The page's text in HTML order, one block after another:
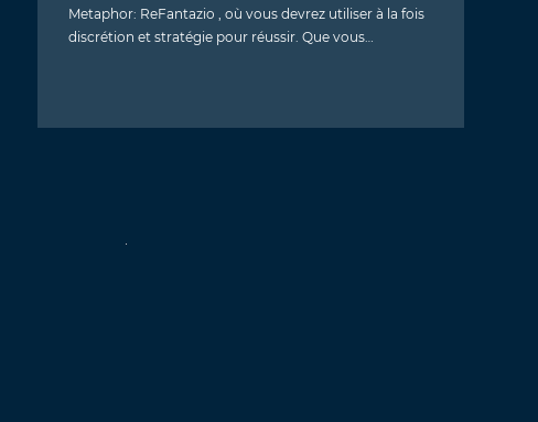
Metaphor: ReFantazio , où vous devrez utiliser à la fois
discrétion et stratégie pour réussir. Que vous…